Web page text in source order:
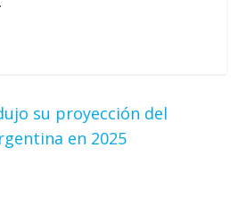
su proyección del
en 2025